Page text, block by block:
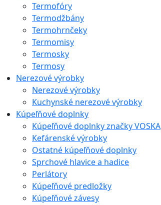
Termofóry
Termodžbány
Termohrnčeky
Termomisy
Termosky
Termosy
Nerezové výrobky
Nerezové výrobky
Kuchynské nerezové výrobky
Kúpeľňové doplnky
Kúpeľňové doplnky značky VOSKA
Kefárenské výrobky
Ostatné kúpeľňové doplnky
Sprchové hlavice a hadice
Perlátory
Kúpeľňové predložky
Kúpeľňové závesy